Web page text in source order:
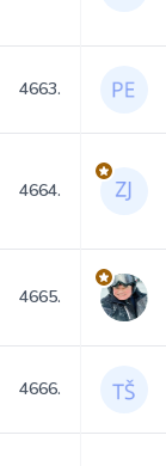
4663.
4664.
4665.
4666.